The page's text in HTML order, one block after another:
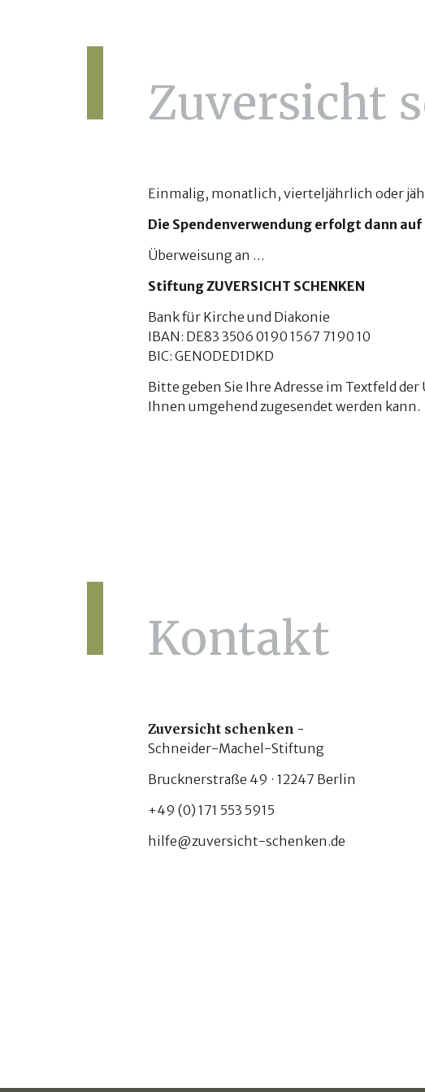
Zuversicht
Einmalig, monatlich, vierteljährlich oder
Die Spendenverwendung erfolgt dann auf
Überweisung an …
Stiftung ZUVERSICHT SCHENKEN
Bank für Kirche und Diakonie
IBAN: DE83 3506 0190 1567 7190 10
BIC: GENODED1DKD
Bitte geben Sie Ihre Adresse im Textfeld
Ihnen umgehend zugesendet werden kann.
Kontakt
Zuversicht schenken -
Schneider-Machel-Stiftung
Brucknerstraße 49 · 12247 Berlin
+49 (0) 171 553 5915
hilfe@zuversicht-schenken.de